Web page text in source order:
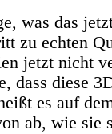
was das
zu echten
jetzt nicht
dass diese
es auf
ab, wie sie